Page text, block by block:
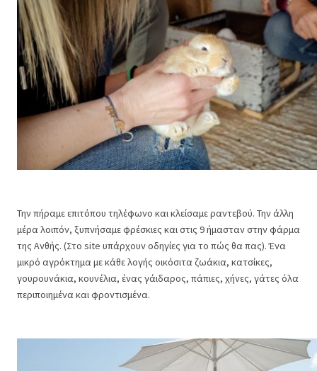
Την πήραμε επιτόπου τηλέφωνο και κλείσαμε ραντεβού. Την άλλη
μέρα λοιπόν, ξυπνήσαμε φρέσκιες και στις 9 ήμασταν στην φάρμα
της Ανθής. (Στο site υπάρχουν οδηγίες για το πώς θα πας). Ένα
μικρό αγρόκτημα με κάθε λογής οικόσιτα ζωάκια, κατσίκες,
γουρουνάκια, κουνέλια, ένας γάιδαρος, πάπιες, χήνες, γάτες όλα
περιποιημένα και φροντισμένα.